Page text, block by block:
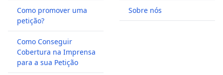
Como promover uma
petição?
Como Conseguir
Cobertura na Imprensa
para a sua Petição
Sobre nós